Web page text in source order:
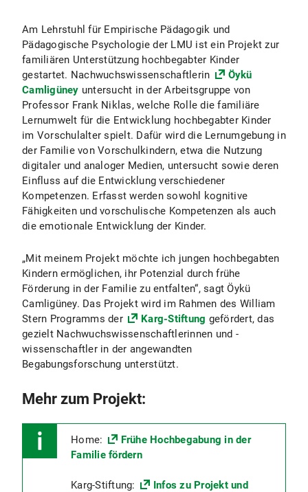
Am Lehrstuhl für Empirische Pädagogik und
Pädagogische Psychologie der LMU ist ein Projekt zur
familiären Unterstützung hochbegabter Kinder
gestartet. Nachwuchswissenschaftlerin
Öykü
Camligüney untersucht in der Arbeitsgruppe von
Professor Frank Niklas, welche Rolle die familiäre
Lernumwelt für die Entwicklung hochbegabter Kinder
im Vorschulalter spielt. Dafür wird die Lernumgebung in
der Familie von Vorschulkindern, etwa die Nutzung
digitaler und analoger Medien, untersucht sowie deren
Einfluss auf die Entwicklung verschiedener
Kompetenzen. Erfasst werden sowohl kognitive
Fähigkeiten und vorschulische Kompetenzen als auch
die emotionale Entwicklung der Kinder.
„Mit meinem Projekt möchte ich jungen hochbegabten
Kindern ermöglichen, ihr Potenzial durch frühe
Förderung in der Familie zu entfalten“, sagt Öykü
Camligüney. Das Projekt wird im Rahmen des William
Stern Programms der
Karg-Stiftung gefördert, das
gezielt Nachwuchswissenschaftlerinnen und -
wissenschaftler in der angewandten
Begabungsforschung unterstützt.
Mehr zum Projekt:
Home:
Frühe Hochbegabung in der
Familie fördern
Karg-Stiftung:
Infos zu Projekt und